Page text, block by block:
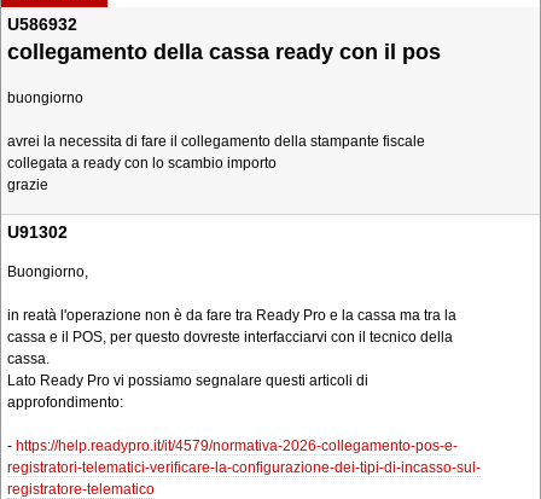
U586932
collegamento della cassa ready con il pos
buongiorno
avrei la necessita di fare il collegamento della stampante fiscale
collegata a ready con lo scambio importo
grazie
U91302
Buongiorno,
in reatà l'operazione non è da fare tra Ready Pro e la cassa ma tra la
cassa e il POS, per questo dovreste interfacciarvi con il tecnico della
cassa.
Lato Ready Pro vi possiamo segnalare questi articoli di
approfondimento:
- https://help.readypro.it/it/4579/normativa-2026-collegamento-pos-e-
registratori-telematici-verificare-la-configurazione-dei-tipi-di-incasso-sul-
registratore-telematico